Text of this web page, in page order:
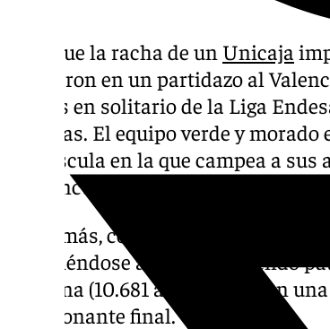
Prosigue la racha de un Unicaja
vencieron en un partidazo al
líderes en solitario de la Liga
derrotas. El equipo verde y
mayúscula en la que campea a
y no encuentra oposición en la BCL.
Y, además, con un triunfo que
reponiéndose a todo, y poniendo
Carpena (10.681 asistentes) con
emocionante final.